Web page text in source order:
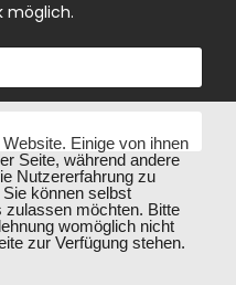
Einige von ihnen
Seite, während andere
Nutzererfahrung zu
können selbst
zulassen möchten. Bitte
womöglich nicht
zur Verfügung stehen.
möglich.